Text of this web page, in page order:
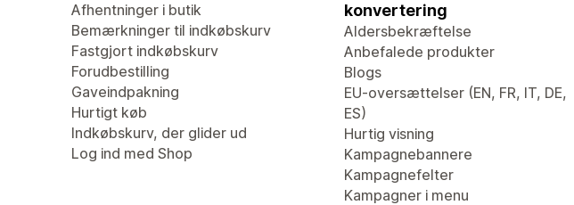
Afhentninger i butik
Bemærkninger til indkøbskurv
Fastgjort indkøbskurv
Forudbestilling
Gaveindpakning
Hurtigt køb
Indkøbskurv, der glider ud
Log ind med Shop
konvertering
Aldersbekræftelse
Anbefalede produkter
Blogs
EU-oversættelser (EN, FR, IT, DE,
ES)
Hurtig visning
Kampagnebannere
Kampagnefelter
Kampagner i menu